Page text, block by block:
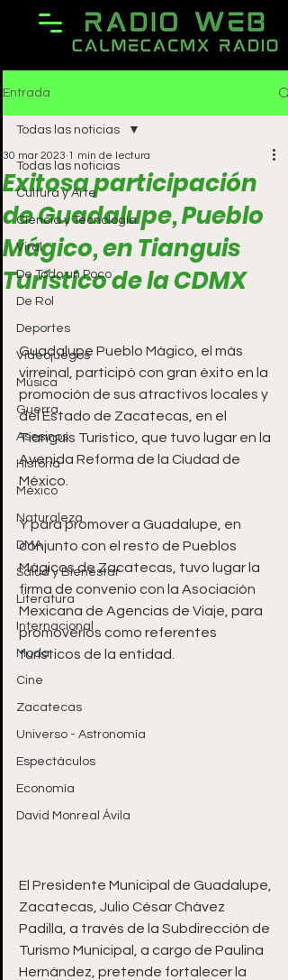
Entrada
Todas las noticias
Cultura y Arte
Ciencia y Tecnología
Viral
De Todo un Poco
De Rol
Deportes
Videojuegos
Música
Guerra
Asesinos
Historia
México
Naturaleza
DMA
Salud y Bienestar
Literatura
Internacional
Moda
Cine
Zacatecas
Universo - Astronomía
Espectáculos
Economía
David Monreal Ávila
Todas las noticias
Exitosa participación
de Guadalupe, Pueblo
Mágico, en Tianguis
Turístico de la CDMX
30 mar 2023 1 min de lectura
Guadalupe Pueblo Mágico, el más
virreinal, participó con gran éxito en la
promoción de sus atractivos locales y
del Estado de Zacatecas, en el
Tianguis Turístico, que tuvo lugar en la
Avenida Reforma de la Ciudad de
México.
Y para promover a Guadalupe, en
conjunto con el resto de Pueblos
Mágicos de Zacatecas, tuvo lugar la
firma de convenio con la Asociación
Mexicana de Agencias de Viaje, para
promoverlos como referentes
turísticos de la entidad.
El Presidente Municipal de Guadalupe,
Zacatecas, Julio César Chávez
Padilla, a través de la Subdirección de
Turismo Municipal, a cargo de Paulina
Hernández, pretende fortalecer la